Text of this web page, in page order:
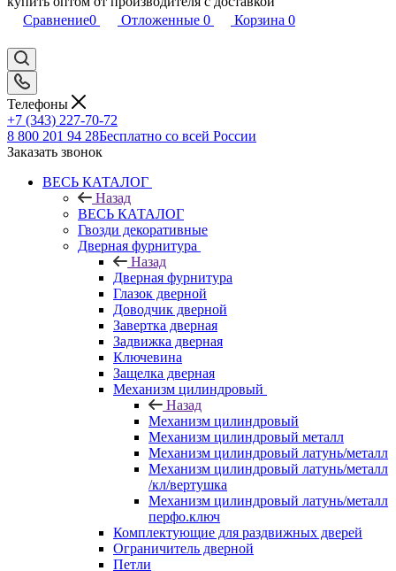
Сравнение0 Отложенные 0 Корзина 0
Телефоны
+7 (343) 227-70-72
8 800 201 94 28Бесплатно со всей России
Заказать звонок
ВЕСЬ КАТАЛОГ
Назад
ВЕСЬ КАТАЛОГ
Гвозди декоративные
Дверная фурнитура
Назад
Дверная фурнитура
Глазок дверной
Доводчик дверной
Завертка дверная
Задвижка дверная
Ключевина
Защелка дверная
Механизм цилиндровый
Назад
Механизм цилиндровый
Механизм цилиндровый металл
Механизм цилиндровый латунь/металл
Механизм цилиндровый латунь/металл
/кл/вертушка
Механизм цилиндровый латунь/металл
перфо.ключ
Комплектующие для раздвижных дверей
Ограничитель дверной
Петли